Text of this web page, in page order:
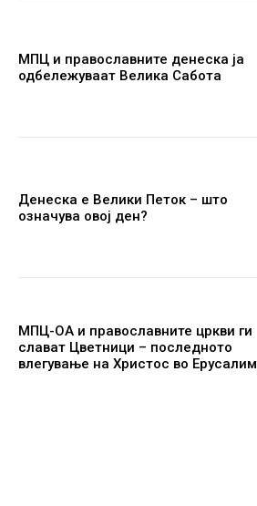
МПЦ и православните денеска ја
одбележуваат Велика Сабота
Денеска е Велики Петок – што
означува овој ден?
МПЦ-ОА и православните цркви ги
слават Цветници – последното
влегување на Христос во Ерусалим